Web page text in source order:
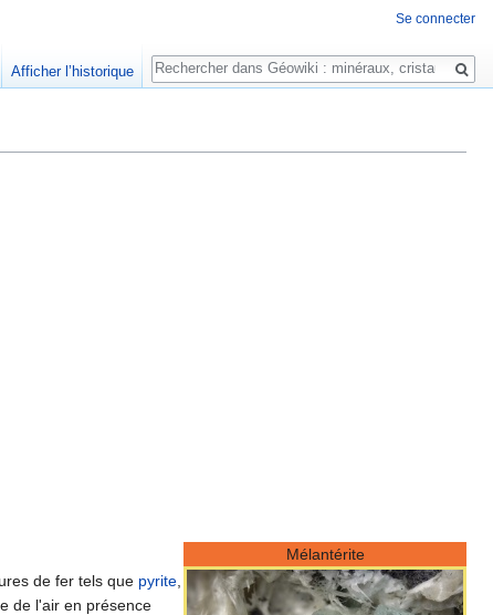
Mélantérite
de fer tels que pyrite,
de l'air en présence
Se connecter
Afficher l’historique
Rechercher